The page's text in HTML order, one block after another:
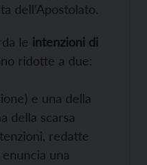
dell’Apostolato.
le intenzioni di
ridotte a due:
e una della
della scarsa
redatte
una